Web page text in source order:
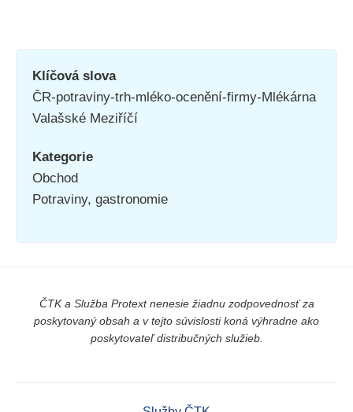
Klíčová slova
ČR-potraviny-trh-mléko-ocenění-firmy-Mlékárna
Valašské Meziříčí
Kategorie
Obchod
Potraviny, gastronomie
ČTK a Služba Protext nenesie žiadnu zodpovednosť za
poskytovaný obsah a v tejto súvislosti koná výhradne ako
poskytovateľ distribučných služieb.